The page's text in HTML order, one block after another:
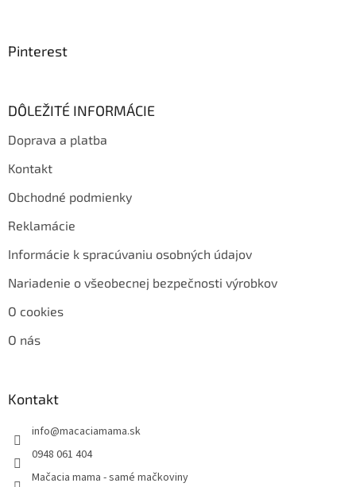
Pinterest
DÔLEŽITÉ INFORMÁCIE
Doprava a platba
Kontakt
Obchodné podmienky
Reklamácie
Informácie k spracúvaniu osobných údajov
Nariadenie o všeobecnej bezpečnosti výrobkov
O cookies
O nás
Kontakt
info@macaciamama.sk
0948 061 404
Mačacia mama - samé mačkoviny